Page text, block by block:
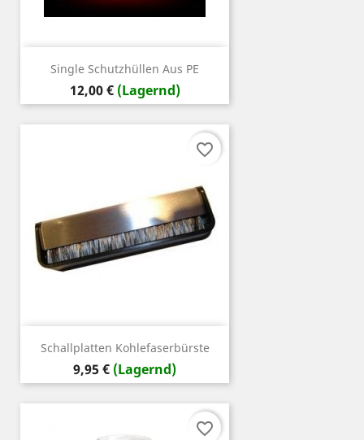
Single Schutzhüllen Aus PE
Preis
12,00 € (Lagernd)
Schallplatten Kohlefaserbürste
Preis
9,95 € (Lagernd)
favorite_border
favorite_border